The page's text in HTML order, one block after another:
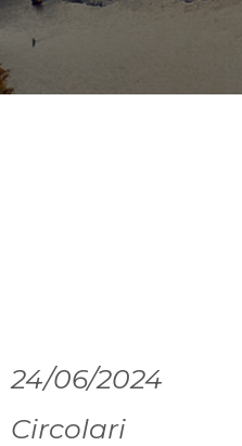
24/06/2024
Circolari